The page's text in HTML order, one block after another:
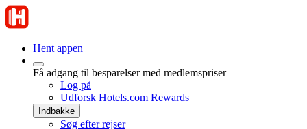
Hent appen
Få adgang til besparelser med medlemspriser
Log på
Udforsk Hotels.com Rewards
Indbakke
Søg efter rejser